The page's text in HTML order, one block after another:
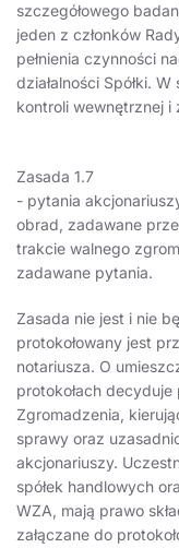
szczegółowego
jeden z członków
pełnienia czynności
działalności Spółki.
kontroli wewnętrznej i
Zasada 1.7
- pytania
obrad, zadawane
trakcie walnego
zadawane pytania.
Zasada nie jest i nie
protokołowany jest
notariusza. O
protokołach
Zgromadzenia,
sprawy oraz
akcjonariuszy.
spółek handlowych
WZA, mają prawo
załączane do